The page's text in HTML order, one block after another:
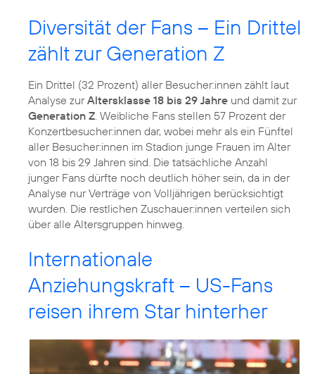
Diversität der Fans – Ein Drittel
zählt zur Generation Z
Ein Drittel (32 Prozent) aller Besucher:innen zählt laut
Analyse zurAltersklasse 18 bis 29 Jahre und damit zur
Generation Z . Weibliche Fans stellen 57 Prozent der
Konzertbesucher:innen dar, wobei mehr als ein Fünftel
aller Besucher:innen im Stadion junge Frauen im Alter
von 18 bis 29 Jahren sind. Die tatsächliche Anzahl
junger Fans dürfte noch deutlich höher sein, da in der
Analyse nur Verträge von Volljährigen berücksichtigt
wurden. Die restlichen Zuschauer:innen verteilen sich
über alle Altersgruppen hinweg.
Internationale
Anziehungskraft – US-Fans
reisen ihrem Star hinterher